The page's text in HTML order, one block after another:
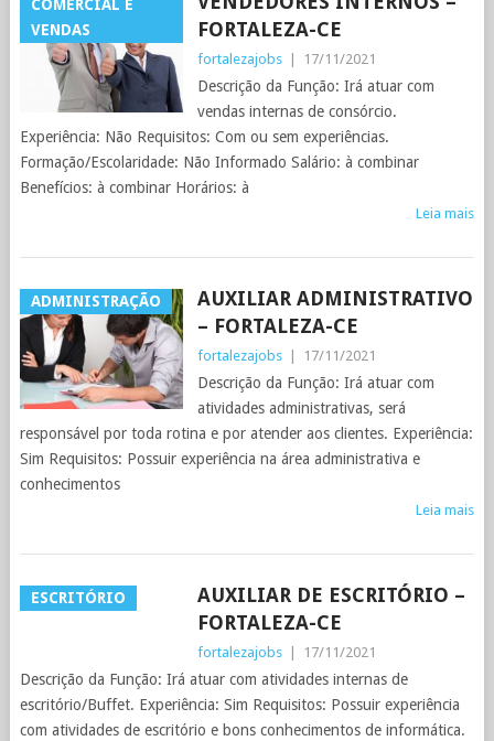
COMERCIAL E
VENDAS
FORTALEZA-CE
fortalezajobs 17/11/2021
Descrição da Função: Irá atuar com
vendas internas de consórcio.
Experiência: Não Requisitos: Com ou sem experiências.
Formação/Escolaridade: Não Informado Salário: à combinar
Benefícios: à combinar Horários: à
Leia mais
ADMINISTRAÇÃO
AUXILIAR ADMINISTRATIVO
– FORTALEZA-CE
fortalezajobs 17/11/2021
Descrição da Função: Irá atuar com
atividades administrativas, será
responsável por toda rotina e por atender aos clientes. Experiência:
Sim Requisitos: Possuir experiência na área administrativa e
conhecimentos
Leia mais
ESCRITÓRIO
AUXILIAR DE ESCRITÓRIO –
FORTALEZA-CE
fortalezajobs 17/11/2021
Descrição da Função: Irá atuar com atividades internas de
escritório/Buffet. Experiência: Sim Requisitos: Possuir experiência
com atividades de escritório e bons conhecimentos de informática.